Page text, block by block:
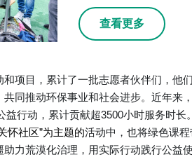
查看更多
和项目，累计了一批志愿者伙伴们，他
同推动环保事业和社会进步。近年来
益行动，累计贡献超3500小时服务时长
怀社区”为主题的活动中，也将绿色课程
力荒漠化治理，用实际行动践行公益